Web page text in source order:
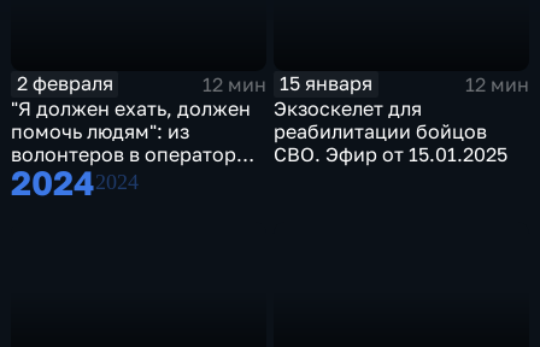
2 февраля
12 мин
"Я должен ехать, должен
помочь людям": из
волонтеров в операторы
БПЛА. Эфир от 02.02.2025
15 января
12 мин
Экзоскелет для
реабилитации бойцов
СВО. Эфир от 15.01.2025
20242024